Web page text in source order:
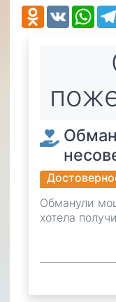
Odnoklassniki
VK
Обманули
хотела